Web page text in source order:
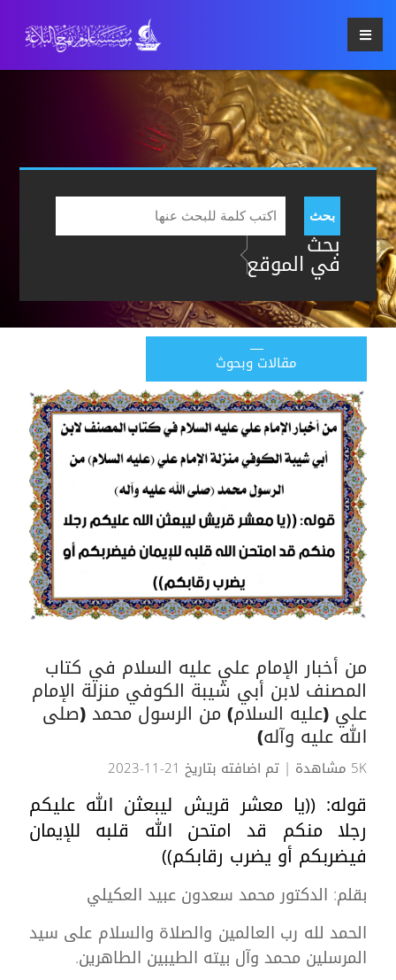
بحث
بحث
في الموقع
مقالات وبحوث
من أخبار الإمام علي عليه السلام في كتاب
المصنف لابن أبي شيبة الكوفي منزلة الإمام
علي (عليه السلام) من الرسول محمد (صلى
الله عليه وآله)
5K مشاهدة | تم اضافته بتاريخ 21-11-2023
قوله: ((يا معشر قريش ليبعثن الله عليكم
رجلا منكم قد امتحن الله قلبه للإيمان
فيضربكم أو يضرب رقابكم))
بقلم: الدكتور محمد سعدون عبيد العكيلي
الحمد لله رب العالمين والصلاة والسلام على سيد
المرسلين محمد وآل بيته الطيبين الطاهرين.